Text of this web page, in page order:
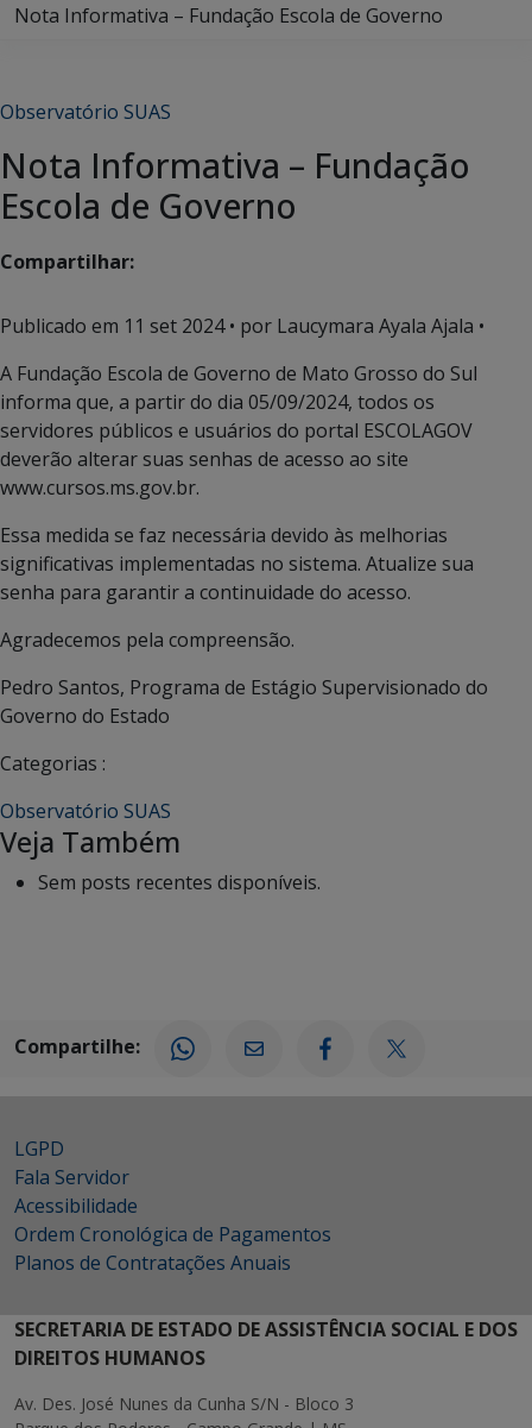
Nota Informativa – Fundação Escola de Governo
Observatório SUAS
Nota Informativa – Fundação
Escola de Governo
Compartilhar:
Publicado em 11 set 2024• por Laucymara Ayala Ajala •
A Fundação Escola de Governo de Mato Grosso do Sul
informa que, a partir do dia 05/09/2024, todos os
servidores públicos e usuários do portal ESCOLAGOV
deverão alterar suas senhas de acesso ao site
www.cursos.ms.gov.br.
Essa medida se faz necessária devido às melhorias
significativas implementadas no sistema. Atualize sua
senha para garantir a continuidade do acesso.
Agradecemos pela compreensão.
Pedro Santos, Programa de Estágio Supervisionado do
Governo do Estado
Categorias :
Observatório SUAS
Veja Também
Sem posts recentes disponíveis.
Compartilhe:
LGPD
Fala Servidor
Acessibilidade
Ordem Cronológica de Pagamentos
Planos de Contratações Anuais
SECRETARIA DE ESTADO DE ASSISTÊNCIA SOCIAL E DOS
DIREITOS HUMANOS
Av. Des. José Nunes da Cunha S/N - Bloco 3